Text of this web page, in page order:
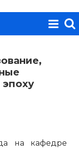
на кафедре